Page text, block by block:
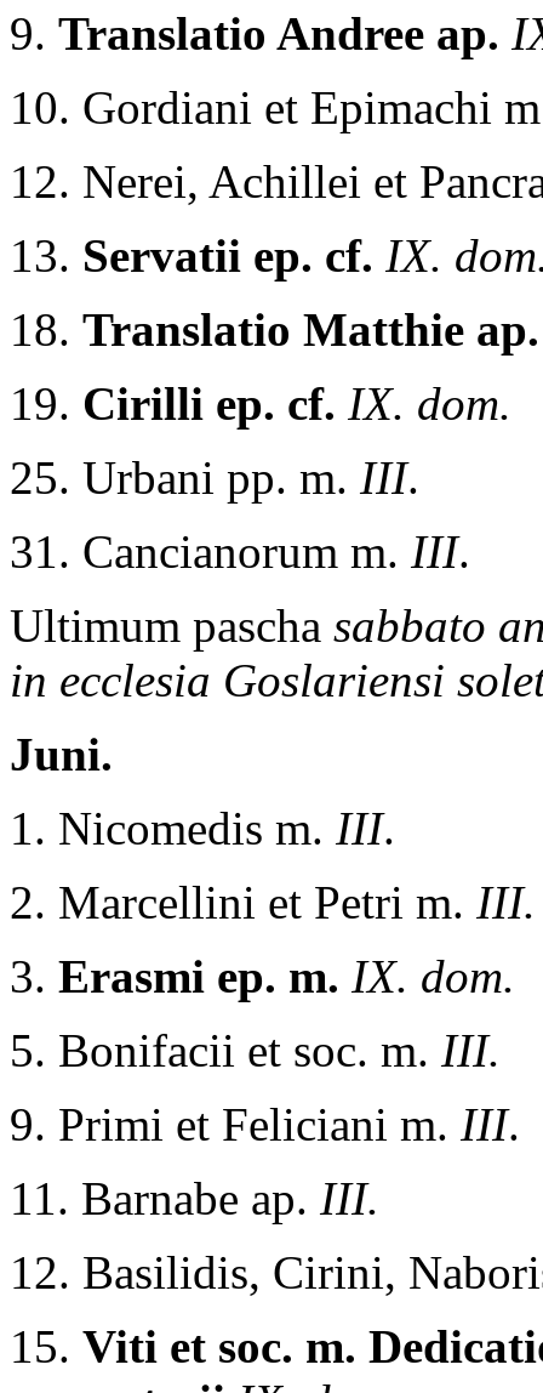
9. Translatio Andree ap.
10. Gordiani et Epimachi
12. Nerei, Achillei et
13. Servatii ep. cf. IX.
18. Translatio Matthie ap.
19. Cirilli ep. cf. IX. dom.
25. Urbani pp. m. III.
31. Cancianorum m. III.
Ultimum pascha sabbato
in ecclesia Goslariensi
Juni.
1. Nicomedis m. III.
2. Marcellini et Petri m. III.
3. Erasmi ep. m. IX. dom.
5. Bonifacii et soc. m. III.
9. Primi et Feliciani m. III.
11. Barnabe ap. III.
12. Basilidis, Cirini,
15. Viti et soc. m.